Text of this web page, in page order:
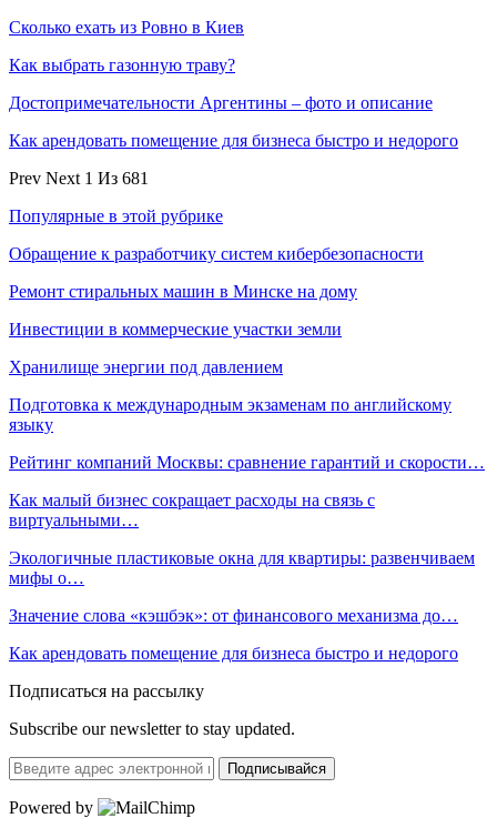
Сколько ехать из Ровно в Киев
Как выбрать газонную траву?
Достопримечательности Аргентины – фото и описание
Как арендовать помещение для бизнеса быстро и недорого
Prev Next 1 Из 681
Популярные в этой рубрике
Обращение к разработчику систем кибербезопасности
Ремонт стиральных машин в Минске на дому
Инвестиции в коммерческие участки земли
Хранилище энергии под давлением
Подготовка к международным экзаменам по английскому
языку
Рейтинг компаний Москвы: сравнение гарантий и скорости…
Как малый бизнес сокращает расходы на связь с
виртуальными…
Экологичные пластиковые окна для квартиры: развенчиваем
мифы о…
Значение слова «кэшбэк»: от финансового механизма до…
Как арендовать помещение для бизнеса быстро и недорого
Подписаться на рассылку
Subscribe our newsletter to stay updated.
Подписывайся
Powered by